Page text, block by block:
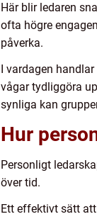
Här blir ledaren
ofta högre
påverka.
I vardagen
vågar tydliggöra
synliga kan
Hur
Personligt
över tid.
Ett effektivt sätt